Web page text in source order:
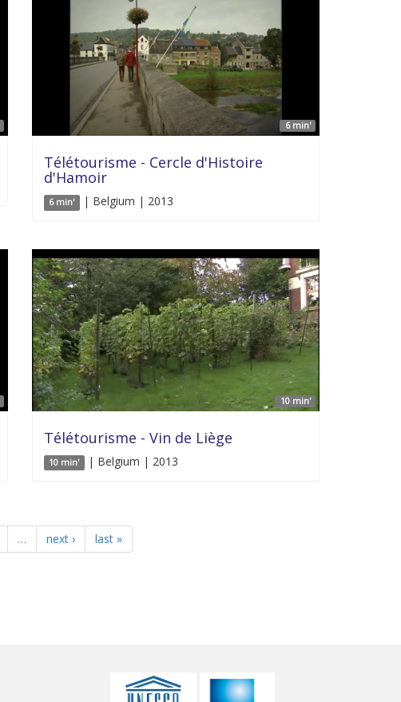
6 min'
Télétourisme - Cercle d'Histoire
d'Hamoir
6 min' | Belgium | 2013
10 min'
Télétourisme - Vin de Liège
10 min' | Belgium | 2013
… next › last »